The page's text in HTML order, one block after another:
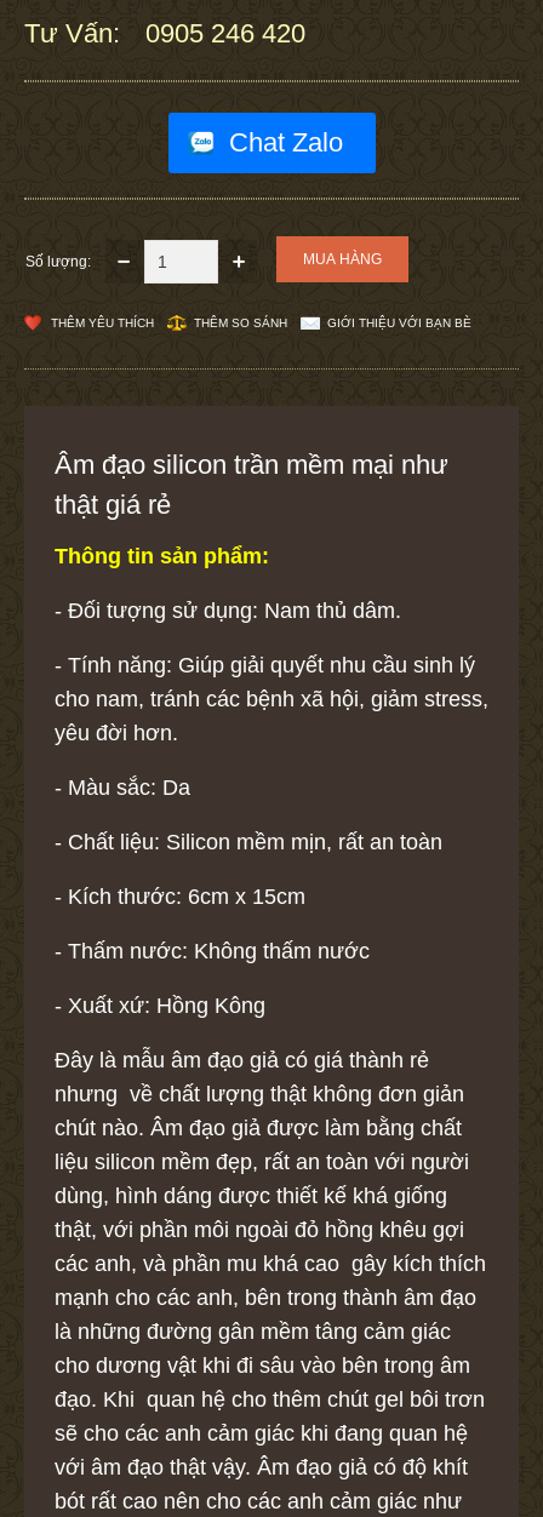
Tư Vấn: 0905 246 420
Chat Zalo
Số lượng:
THÊM YÊU THÍCH THÊM SO SÁNH GIỚI THIỆU VỚI BẠN BÈ
Âm đạo silicon trần mềm mại như
thật giá rẻ
Thông tin sản phẩm:
- Đối tượng sử dụng: Nam thủ dâm.
- Tính năng: Giúp giải quyết nhu cầu sinh lý
cho nam, tránh các bệnh xã hội, giảm stress,
yêu đời hơn.
- Màu sắc: Da
- Chất liệu: Silicon mềm mịn, rất an toàn
- Kích thước: 6cm x 15cm
- Thấm nước: Không thấm nước
- Xuất xứ: Hồng Kông
Đây là mẫu âm đạo giả có giá thành rẻ
nhưng về chất lượng thật không đơn giản
chút nào. Âm đạo giả được làm bằng chất
liệu silicon mềm đẹp, rất an toàn với người
dùng, hình dáng được thiết kế khá giống
thật, với phần môi ngoài đỏ hồng khêu gợi
các anh, và phần mu khá cao gây kích thích
mạnh cho các anh, bên trong thành âm đạo
là những đường gân mềm tâng cảm giác
cho dương vật khi đi sâu vào bên trong âm
đạo. Khi quan hệ cho thêm chút gel bôi trơn
sẽ cho các anh cảm giác khi đang quan hệ
với âm đạo thật vậy. Âm đạo giả có độ khít
bót rất cao nên cho các anh cảm giác như